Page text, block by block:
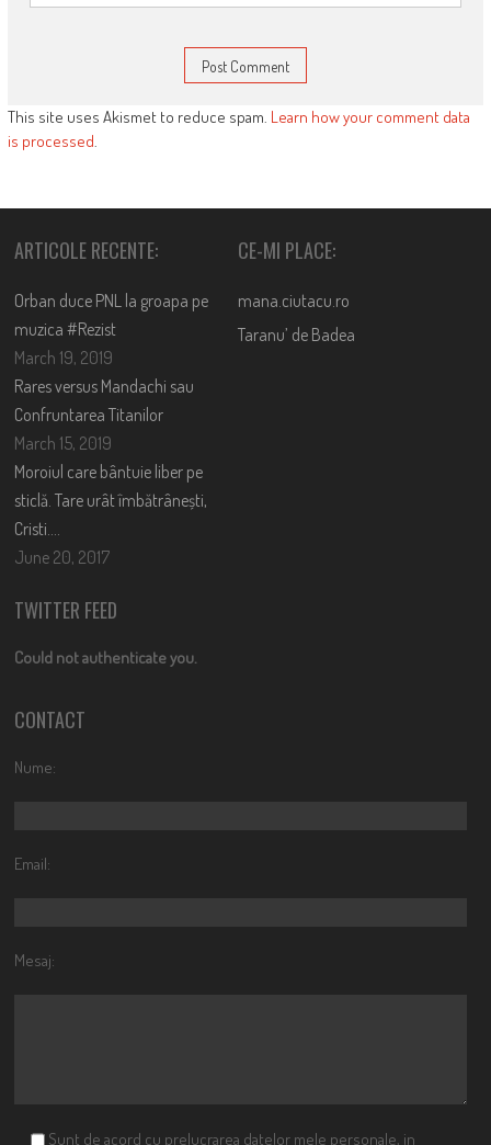
This site uses Akismet to reduce spam. Learn how your comment data
is processed.
ARTICOLE RECENTE:
Orban duce PNL la groapa pe
muzica #Rezist
March 19, 2019
Rares versus Mandachi sau
Confruntarea Titanilor
March 15, 2019
Moroiul care bântuie liber pe
sticlă. Tare urât îmbătrânești,
Cristi….
June 20, 2017
CE-MI PLACE:
mana.ciutacu.ro
Taranu’ de Badea
TWITTER FEED
Could not authenticate you.
CONTACT
Nume:
Email:
Mesaj:
Sunt de acord cu prelucrarea datelor mele personale, in